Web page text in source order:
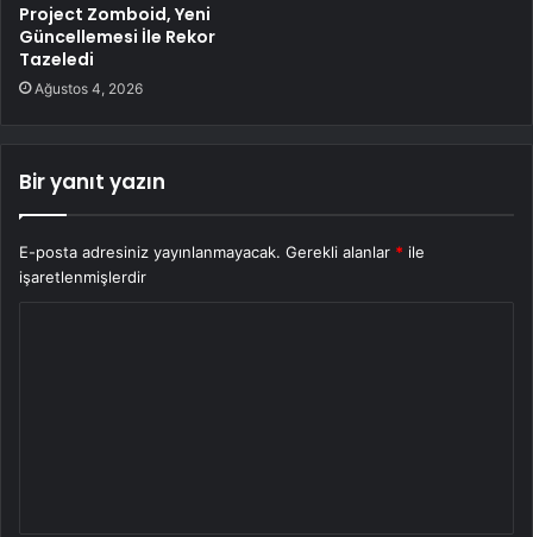
Project Zomboid, Yeni
Güncellemesi İle Rekor
Tazeledi
Ağustos 4, 2026
Bir yanıt yazın
E-posta adresiniz yayınlanmayacak. Gerekli alanlar * ile
işaretlenmişlerdir